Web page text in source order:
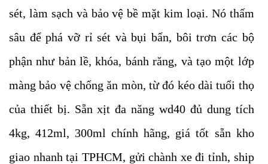
sét, làm sạch và bảo vệ bề mặt kim loại. Nó thấm
sâu để phá vỡ rỉ sét và bụi bẩn, bôi trơn các bộ
phận như bản lề, khóa, bánh răng, và tạo một lớp
màng bảo vệ chống ăn mòn, từ đó kéo dài tuổi thọ
của thiết bị. Sẵn xịt đa năng wd40 đủ dung tích
4kg, 412ml, 300mlchính hãng, giá tốt sẵn kho
giao nhanh tại TPHCM, gửi chành xe đi tỉnh, ship